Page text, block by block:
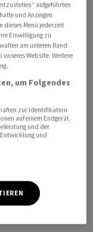
mit. Zuletzt
Dax-Konzern
US-Dollars sowie
etwa 14,6
der Umsatz um
auf 3,7
bremste
bei
Gut lief es
aufgeführten
und Anzeigen
dieses Menü jederzeit
Einwilligung zu
am unteren Rand
Website. Weitere
um Folgendes
zur Identifikation
auf einem Endgerät.
und der
und